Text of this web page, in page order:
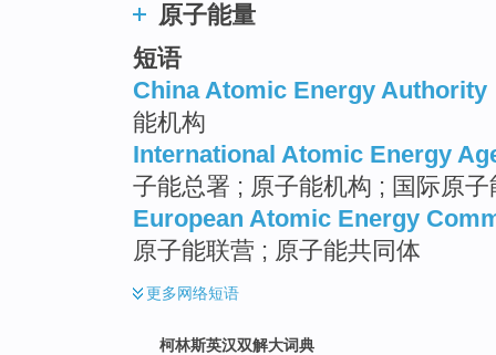
原子能量
短语
China Atomic Energy Authority
能机构
International Atomic Energy
子能总署 ; 原子能机构 ; 国际原子
European Atomic Energy
原子能联营 ; 原子能共同体
更多网络短语
柯林斯英汉双解大词典